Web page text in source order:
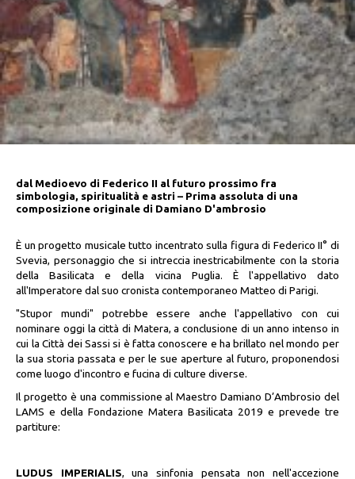
dal Medioevo di Federico II al futuro prossimo fra
simbologia, spiritualità e astri – Prima assoluta di una
composizione originale di Damiano D'ambrosio
È un progetto musicale tutto incentrato sulla figura di Federico II° di
Svevia, personaggio che si intreccia inestricabilmente con la storia
della Basilicata e della vicina Puglia. È l'appellativo dato
all'Imperatore dal suo cronista contemporaneo Matteo di Parigi.
"Stupor mundi" potrebbe essere anche l'appellativo con cui
nominare oggi la città di Matera, a conclusione di un anno intenso in
cui la Città dei Sassi si è fatta conoscere e ha brillato nel mondo per
la sua storia passata e per le sue aperture al futuro, proponendosi
come luogo d'incontro e fucina di culture diverse.
Il progetto è una commissione al Maestro Damiano D’Ambrosio del
LAMS e della Fondazione Matera Basilicata 2019 e prevede tre
partiture:
LUDUS IMPERIALIS, una sinfonia pensata non nell'accezione